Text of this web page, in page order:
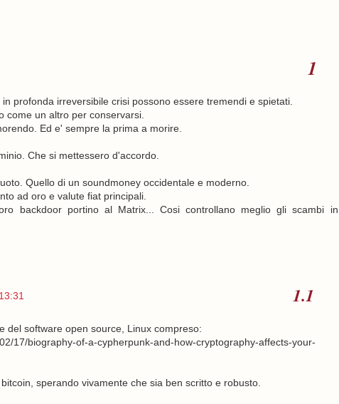
profonda irreversibile crisi possono essere tremendi e spietati.
come un altro per conservarsi.
Ed e' sempre la prima a morire.
Che si mettessero d'accordo.
Quello di un soundmoney occidentale e moderno.
ad oro e valute fiat principali.
backdoor portino al Matrix... Cosi controllano meglio gli scambi in
del software open source, Linux compreso:
17/biography-of-a-cypherpunk-and-how-cryptography-affects-your-
sperando vivamente che sia ben scritto e robusto.